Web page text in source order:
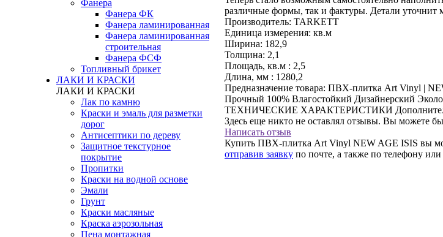
Фанера
Фанера ФК
Фанера ламинированная
Фанера ламинированная
строительная
Фанера ФСФ
Топливный брикет
ЛАКИ И КРАСКИ
ЛАКИ И КРАСКИ
Лак по камню
Краски и эмаль для разметки
дорог
Антисептики по дереву
Защитное текстурное
покрытие
Пропитки
Краски на водной основе
Эмали
Грунт
Краски масляные
Краска аэрозольная
Пена монтажная
различные формы, так и фактуры. Детали уточнит
Производитель: TARKETT
Единица измерения: кв.м
Ширина: 182,9
Толщина: 2,1
Площадь, кв.м : 2,5
Длина, мм : 1280,2
Предназначение товара: ПВХ-плитка Art Vinyl |
Прочный 100% Влагостойкий Дизайнерский
ТЕХНИЧЕСКИЕ ХАРАКТЕРИСТИКИ
Здесь еще никто не оставлял отзывы. Вы можете
Написать отзыв
Купить ПВХ-плитка Art Vinyl NEW AGE ISIS вы
отправив заявку по почте, а также по телефону или